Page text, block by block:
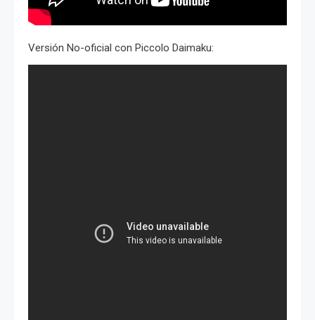
Versión No-oficial con Piccolo Daimaku: